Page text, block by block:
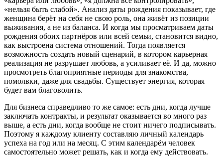
«нельзя быть слабой». Анализ даты рождения показывает, где
женщина берёт на себя не свою роль, она живёт из позиции
выживания, а не из баланса. И когда мы просматриваем даты
рождения обоих партнёров или всей семьи, становится видно,
как выстроена система отношений. Тогда появляется
возможность создать новый сценарий, в котором карьерная
реализация не разрушает любовь, а усиливает её. И да, можно
просмотреть благоприятные периоды для знакомства,
помолвки, даже для свадьбы. Существует энергия, которая
будет вам благоволить.
Для бизнеса справедливо то же самое: есть дни, когда лучше
заключать контракты, и результат оказывается во много раз
выше, а есть дни, когда вообще не стоит ничего подписывать.
Поэтому я каждому клиенту составляю личный календарь
успеха на год или на месяц. С этим календарём человек
самостоятельно может решать, как и когда ему действовать.